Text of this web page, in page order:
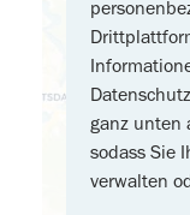
ganz unten
sodass Sie
verwalten